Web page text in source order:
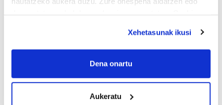
If you allow, we would also like to:
Collect information about your geographical
meters
Identify your device by actively scanning it for
Xehetasunak ikusi
Dena onartu
Aukeratu
Brinkolako jaiak aurten
abuztuaren 28tik 30era
ospatuko dira